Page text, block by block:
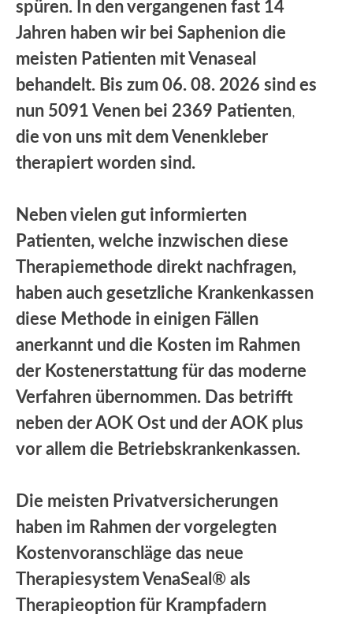
spüren. In den vergangenen fast 14
Jahren haben wir bei Saphenion die
meisten Patienten mit Venaseal
behandelt. Bis zum 06. 08. 2026 sind es
nun 5091 Venen bei 2369 Patienten,
die von uns mit dem Venenkleber
therapiert worden sind.
Neben vielen gut informierten
Patienten, welche inzwischen diese
Therapiemethode direkt nachfragen,
haben auch gesetzliche Krankenkassen
diese Methode in einigen Fällen
anerkannt und die Kosten im Rahmen
der Kostenerstattung für das moderne
Verfahren übernommen. Das betrifft
neben der AOK Ost und der AOK plus
vor allem die Betriebskrankenkassen.
Die meisten Privatversicherungen
haben im Rahmen der vorgelegten
Kostenvoranschläge das neue
Therapiesystem VenaSeal® als
Therapieoption für Krampfadern